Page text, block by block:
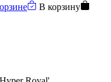
В корзину